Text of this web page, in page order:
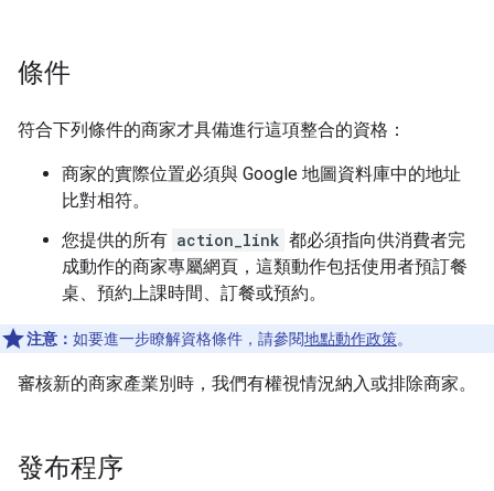
條件
符合下列條件的商家才具備進行這項整合的資格：
商家的實際位置必須與 Google 地圖資料庫中的地址
比對相符。
您提供的所有 action_link 都必須指向供消費者完
成動作的商家專屬網頁，這類動作包括使用者預訂餐
桌、預約上課時間、訂餐或預約。
注意： 如要進一步瞭解資格條件，請參閱地點動作政策。
審核新的商家產業別時，我們有權視情況納入或排除商家。
發布程序